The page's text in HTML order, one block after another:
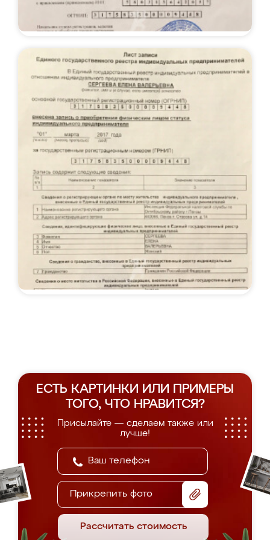
ЕСТЬ КАРТИНКИ ИЛИ ПРИМЕРЫ
ТОГО, ЧТО НРАВИТСЯ?
Присылайте — сделаем также или
лучше!
Прикрепить фото
Рассчитать стоимость